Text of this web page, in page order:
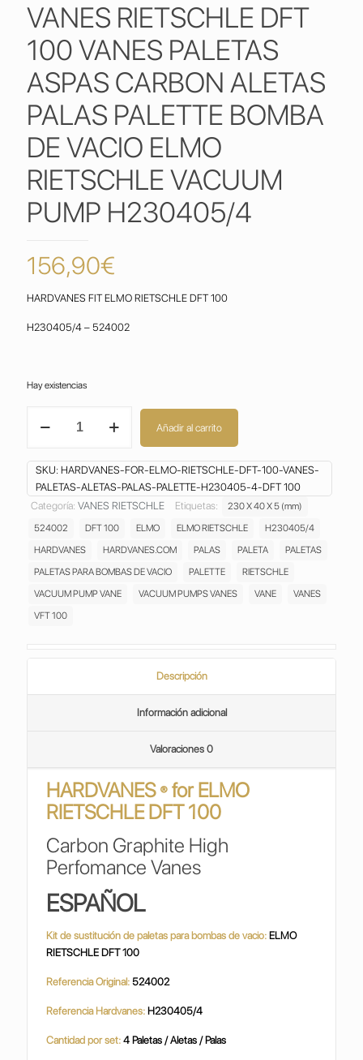
VANES RIETSCHLE DFT
100 VANES PALETAS
ASPAS CARBON ALETAS
PALAS PALETTE BOMBA
DE VACIO ELMO
RIETSCHLE VACUUM
PUMP H230405/4
156,90€
HARDVANES FIT ELMO RIETSCHLE DFT 100
H230405/4 – 524002
Hay existencias
RIETSCHLE
100
VANES
PALETAS
CARBON
ALETAS
PALAS
DE
Añadir al carrito
SKU: HARDVANES-FOR-ELMO-RIETSCHLE-DFT-100-VANES-
PALETAS-ALETAS-PALAS-PALETTE-H230405-4-DFT 100
Categoría: VANES RIETSCHLE Etiquetas:
230 X 40 X 5 (mm)
524002
DFT 100 ELMO ELMO RIETSCHLE
H230405/4
HARDVANES
HARDVANES.COM PALAS PALETA
PALETAS
PALETAS PARA BOMBAS DE VACIO
PALETTE
RIETSCHLE
VACUUM PUMP VANE
VACUUM PUMPS VANES VANE
VANES
VFT 100
Descripción
Información adicional
Valoraciones 0
HARDVANES ® for ELMO
RIETSCHLE DFT 100
Carbon Graphite High
Perfomance Vanes
ESPAÑOL
Kit de sustitución de paletas para bombas de vacio: ELMO
RIETSCHLE DFT 100
Referencia Original:524002
Referencia Hardvanes: H230405/4
Cantidad por set: 4 Paletas / Aletas / Palas